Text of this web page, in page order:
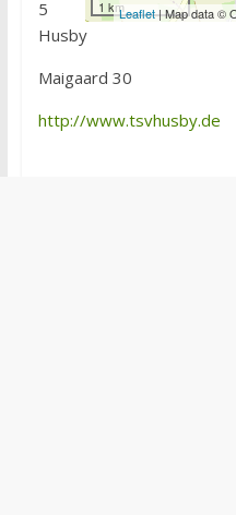
1 kmLeaflet| Map data ©
5
Husby
Maigaard 30
http://www.tsvhusby.de